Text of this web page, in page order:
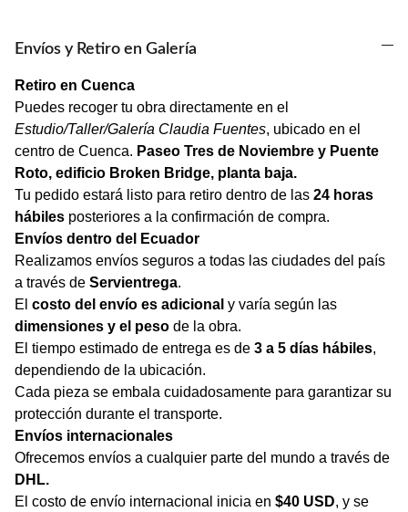
Envíos y Retiro en Galería
Retiro en Cuenca
Puedes recoger tu obra directamente en el
Estudio/Taller/Galería Claudia Fuentes, ubicado en el
centro de Cuenca. Paseo Tres de Noviembre y Puente
Roto, edificio Broken Bridge, planta baja.
Tu pedido estará listo para retiro dentro de las 24 horas
hábiles posteriores a la confirmación de compra.
Envíos dentro del Ecuador
Realizamos envíos seguros a todas las ciudades del país
a través de Servientrega.
El costo del envío es adicional y varía según las
dimensiones y el peso de la obra.
El tiempo estimado de entrega es de 3 a 5 días hábiles,
dependiendo de la ubicación.
Cada pieza se embala cuidadosamente para garantizar su
protección durante el transporte.
Envíos internacionales
Ofrecemos envíos a cualquier parte del mundo a través de
DHL.
El costo de envío internacional inicia en $40 USD, y se